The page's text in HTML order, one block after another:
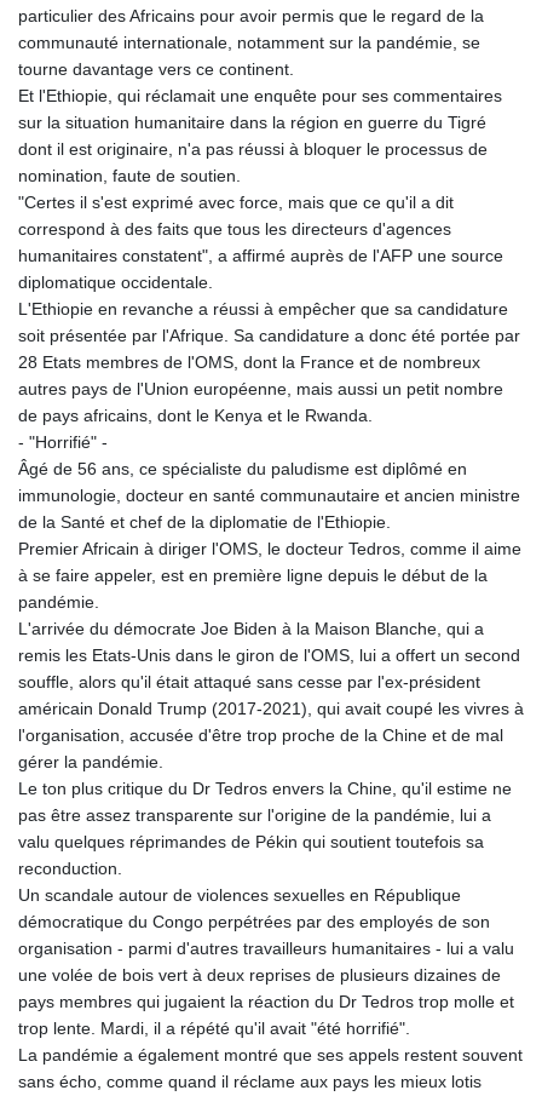
particulier des Africains pour avoir permis que le regard de la
communauté internationale, notamment sur la pandémie, se
tourne davantage vers ce continent.
Et l'Ethiopie, qui réclamait une enquête pour ses commentaires
sur la situation humanitaire dans la région en guerre du Tigré
dont il est originaire, n'a pas réussi à bloquer le processus de
nomination, faute de soutien.
"Certes il s'est exprimé avec force, mais que ce qu'il a dit
correspond à des faits que tous les directeurs d'agences
humanitaires constatent", a affirmé auprès de l'AFP une source
diplomatique occidentale.
L'Ethiopie en revanche a réussi à empêcher que sa candidature
soit présentée par l'Afrique. Sa candidature a donc été portée par
28 Etats membres de l'OMS, dont la France et de nombreux
autres pays de l'Union européenne, mais aussi un petit nombre
de pays africains, dont le Kenya et le Rwanda.
- "Horrifié" -
Âgé de 56 ans, ce spécialiste du paludisme est diplômé en
immunologie, docteur en santé communautaire et ancien ministre
de la Santé et chef de la diplomatie de l'Ethiopie.
Premier Africain à diriger l'OMS, le docteur Tedros, comme il aime
à se faire appeler, est en première ligne depuis le début de la
pandémie.
L'arrivée du démocrate Joe Biden à la Maison Blanche, qui a
remis les Etats-Unis dans le giron de l'OMS, lui a offert un second
souffle, alors qu'il était attaqué sans cesse par l'ex-président
américain Donald Trump (2017-2021), qui avait coupé les vivres à
l'organisation, accusée d'être trop proche de la Chine et de mal
gérer la pandémie.
Le ton plus critique du Dr Tedros envers la Chine, qu'il estime ne
pas être assez transparente sur l'origine de la pandémie, lui a
valu quelques réprimandes de Pékin qui soutient toutefois sa
reconduction.
Un scandale autour de violences sexuelles en République
démocratique du Congo perpétrées par des employés de son
organisation - parmi d'autres travailleurs humanitaires - lui a valu
une volée de bois vert à deux reprises de plusieurs dizaines de
pays membres qui jugaient la réaction du Dr Tedros trop molle et
trop lente. Mardi, il a répété qu'il avait "été horrifié".
La pandémie a également montré que ses appels restent souvent
sans écho, comme quand il réclame aux pays les mieux lotis